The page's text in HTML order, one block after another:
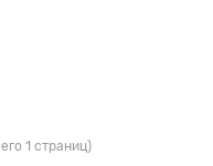
1 страниц)